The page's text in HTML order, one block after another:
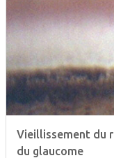
Vieillissement du
du glaucome